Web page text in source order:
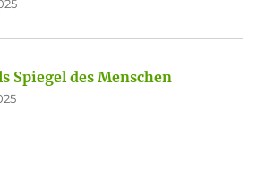
Spiegel des Menschen